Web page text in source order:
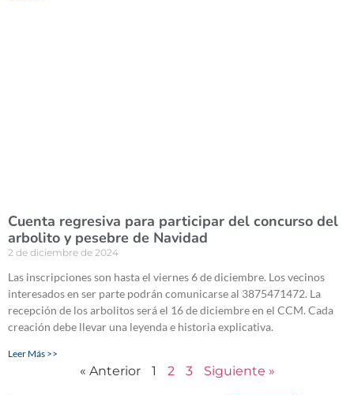
Cuenta regresiva para participar del concurso del
arbolito y pesebre de Navidad
2 de diciembre de 2024
Las inscripciones son hasta el viernes 6 de diciembre. Los vecinos
interesados en ser parte podrán comunicarse al 3875471472. La
recepción de los arbolitos será el 16 de diciembre en el CCM. Cada
creación debe llevar una leyenda e historia explicativa.
Leer Más >>
« Anterior 1 2 3 Siguiente »